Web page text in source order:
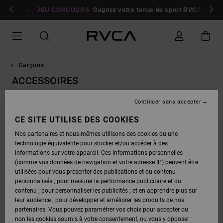
GRILLE
Se connecter / s'inscrire
JEU CONCOURS Gagnez votre tenue de sport RVCA
Garçons
ACCESSOIRES
NE PARTEZ PAS TROP LOIN, NOS PRODUITS
SERONT BIENTÔT DE RETOUR
OUPS, NOUS N'AVONS TROUVÉ AUCUN
RÉSULTAT POUR VOTRE RECHERCHE.
PAS DE SOUCI ! ESSAYEZ AVEC D'AUTRES MOTS OU EXPLOREZ NOS
CE SITE UTILISE DES COOKIES
Nos partenaires et nous-mêmes utilisons des cookies ou une
technologie équivalente pour stocker et/ou accéder à des
informations sur votre appareil. Ces informations personnelles
(comme vos données de navigation et votre adresse IP) peuvent être
utilisées pour vous présenter des publications et du contenu
personnalisés ; pour mesurer la performance publicitaire et du
contenu ; pour personnaliser les publicités ; et en apprendre plus sur
leur audience ; pour développer et améliorer les produits de nos
partenaires. Vous pouvez paramétrer vos choix pour accepter ou
non les cookies soumis à votre consentement, ou vous y opposer
Continuer sans accepter